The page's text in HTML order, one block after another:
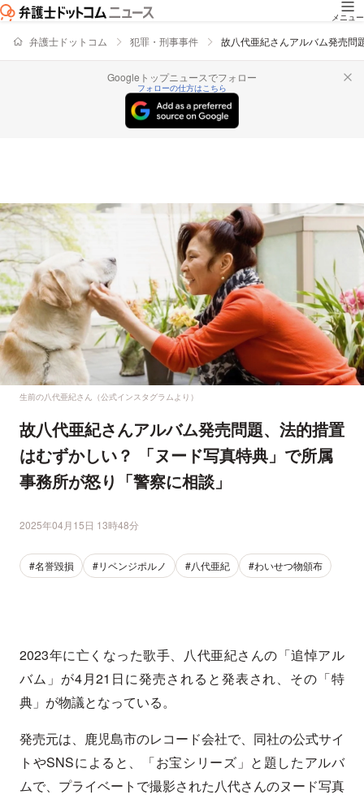
メニュー
弁護士ドットコム 犯罪・刑事事件 故八代亜紀さんアルバム発売問
Googleトップニュースでフォロー
フォローの仕方はこちら
生前の八代亜紀さん（公式インスタグラムより）
故八代亜紀さんアルバム発売問題、法的措置
はむずかしい？ 「ヌード写真特典」で所属
事務所が怒り「警察に相談」
2025年04月15日 13時48分
#名誉毀損 #リベンジポルノ #八代亜紀 #わいせつ物頒布
2023年に亡くなった歌手、八代亜紀さんの「追悼アル
バム」が4月21日に発売されると発表され、その「特
典」が物議となっている。
発売元は、鹿児島市のレコード会社で、同社の公式サイ
トやSNSによると、「お宝シリーズ」と題したアルバ
ムで、プライベートで撮影された八代さんのヌード写真